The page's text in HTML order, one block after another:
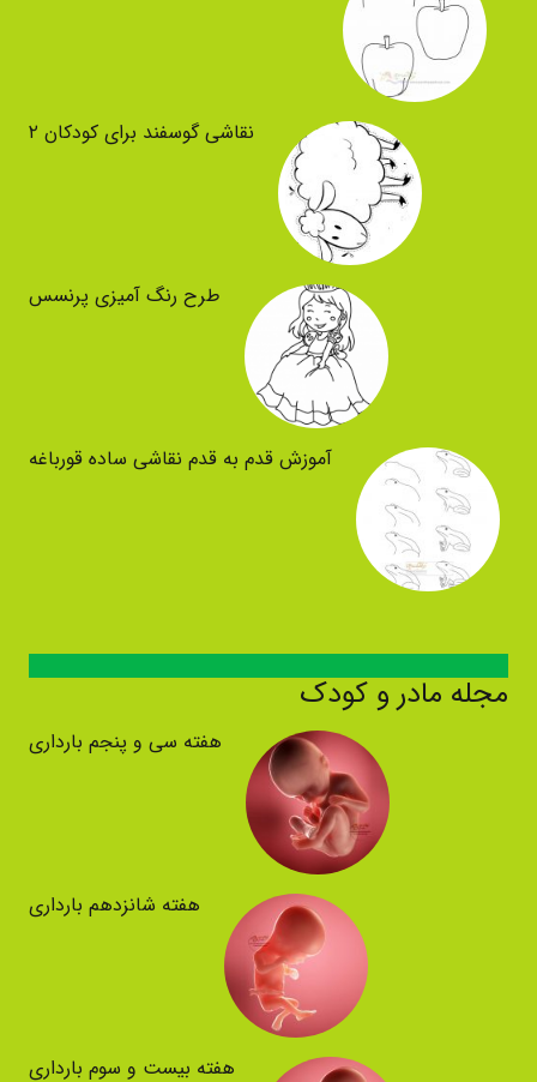
نقاشی گوسفند برای کودکان ۲
طرح رنگ آمیزی پرنسس
آموزش قدم به قدم نقاشی ساده قورباغه
مجله مادر و کودک
هفته سی و پنجم بارداری
هفته شانزدهم بارداری
هفته بیست و سوم بارداری